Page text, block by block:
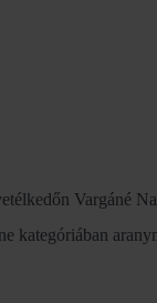
Vargáné
kategóriában